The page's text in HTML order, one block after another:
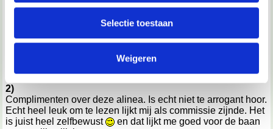
partners kunnen deze gegevens combineren met andere
informatie die je aan ze hebt verstrekt of die ze hebben
verzameld op basis van jouw gebruik van hun services.
kunnen ontvangen en verwerken.
Selectie toestaan
Weigeren
Bijlage: curriculum vitae
Ter verduidelijking: De bijlage staat altijd onder de naam.
2)
Complimenten over deze alinea. Is echt niet te arrogant hoor.
Echt heel leuk om te lezen lijkt mij als commissie zijnde. Het
is juist heel zelfbewust
en dat lijkt me goed voor de baan